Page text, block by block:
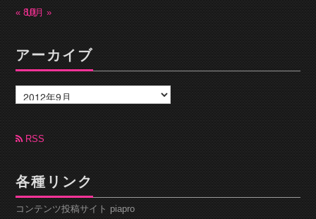
« 8月
10月 »
アーカイブ
ー
カ
ブ RSS
各種リンク
コンテンツ投稿サイト piapro